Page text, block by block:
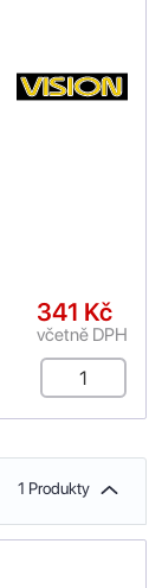
341 Kč
včetně DPH
1 Produkty